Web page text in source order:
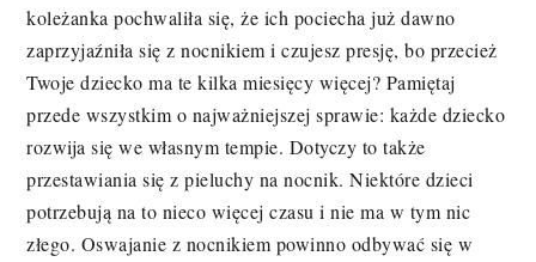
koleżanka pochwaliła się, że ich pociecha już dawno
zaprzyjaźniła się z nocnikiem i czujesz presję, bo przecież
Twoje dziecko ma te kilka miesięcy więcej? Pamiętaj
przede wszystkim o najważniejszej sprawie: każde dziecko
rozwija się we własnym tempie. Dotyczy to także
przestawiania się z pieluchy na nocnik. Niektóre dzieci
potrzebują na to nieco więcej czasu i nie ma w tym nic
złego. Oswajanie z nocnikiem powinno odbywać się w